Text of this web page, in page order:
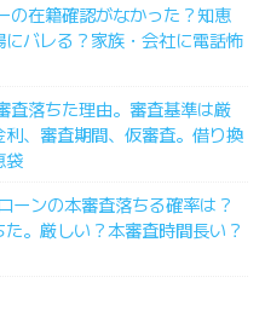
の在籍確認がなかった？知恵
バレる？家族・会社に電話怖
査落ちた理由。審査基準は厳
、審査期間、仮審査。借り換
袋
ーンの本審査落ちる確率は？
。厳しい？本審査時間長い？